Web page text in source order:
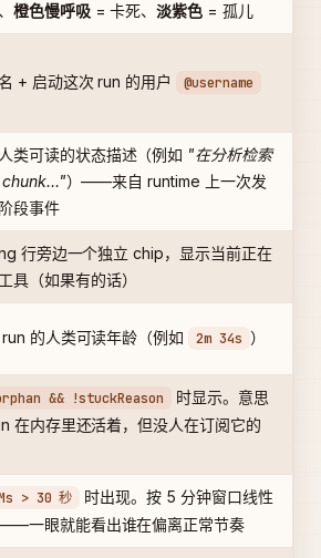
橙色慢呼吸= 卡死、淡紫色 = 孤儿
+ 启动这次 run 的用户 @username
类可读的状态描述（例如 "在分析检索
chunk…"）——来自 runtime 上一次发
段事件
行旁边一个独立 chip，显示当前正在
具（如果有的话）
的人类可读年龄（例如 2m 34s ）
&& !stuckReason
时显示。意思
在内存里还活着，但没人在订阅它的
> 30 秒
时出现。按 5 分钟窗口线性
一眼就能看出谁在偏离正常节奏